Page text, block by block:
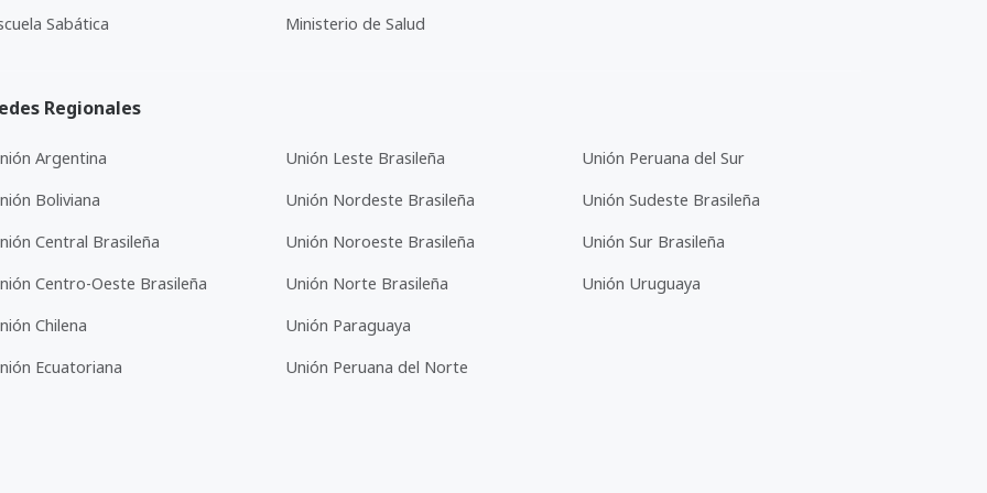
Sabática
Ministerio de Salud
Regionales
Argentina
Boliviana
Central Brasileña
Centro-Oeste Brasileña
Chilena
Ecuatoriana
Unión Leste Brasileña
Unión Nordeste Brasileña
Unión Noroeste Brasileña
Unión Norte Brasileña
Unión Paraguaya
Unión Peruana del Norte
Unión Peruana del Sur
Unión Sudeste Brasileña
Unión Sur Brasileña
Unión Uruguaya